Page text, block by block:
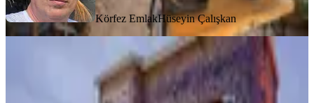
Körfez EmlakHüseyin Çalışkan
Balıkesir Ayvalık Ta Satılık Ciftlik
Evi.arazimiz 28.000 Metre Karedir
Balıkesir, Ayvalık